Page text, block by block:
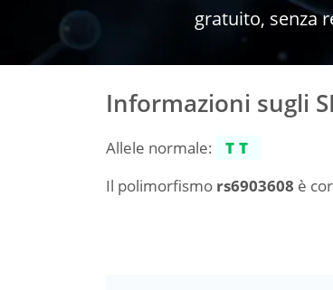
gratuito, senza
Informazioni sugli
Allele normale:
TT
Il polimorfismo rs6903608 è